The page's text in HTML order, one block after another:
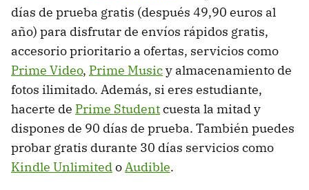
días de prueba gratis (después 49,90 euros al
año) para disfrutar de envíos rápidos gratis,
accesorio prioritario a ofertas, servicios como
Prime Video, Prime Musicy almacenamiento de
fotos ilimitado. Además, si eres estudiante,
hacerte de Prime Studentcuesta la mitad y
dispones de 90 días de prueba. También puedes
probar gratis durante 30 días servicios como
Kindle UnlimitedoAudible.